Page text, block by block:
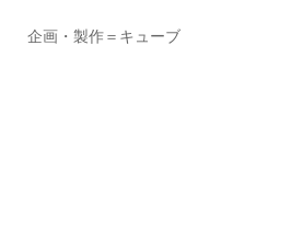
企画・製作＝キューブ